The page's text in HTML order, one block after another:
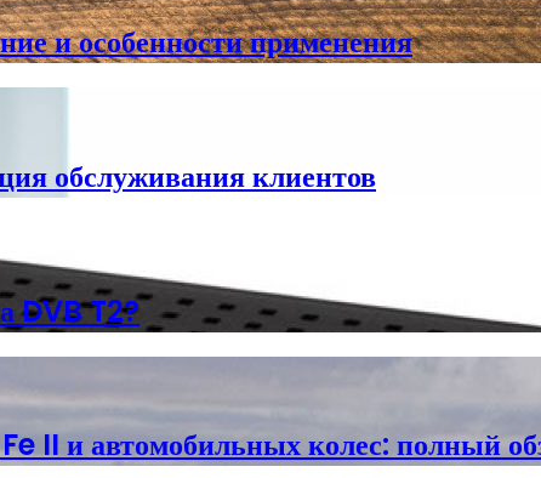
и особенности применения
обслуживания клиентов
DVB T2?
II и автомобильных колес: полный